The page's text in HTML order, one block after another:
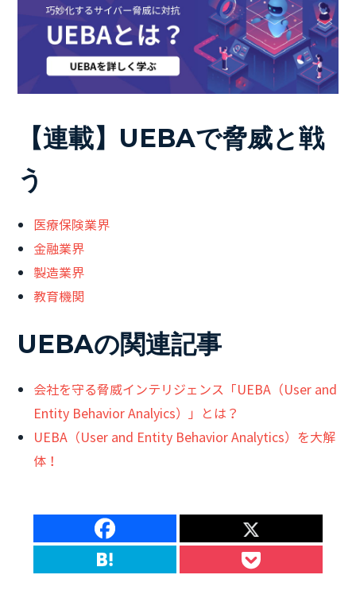
【連載】UEBAで脅威と戦
う
医療保険業界
金融業界
製造業界
教育機関
UEBAの関連記事
会社を守る脅威インテリジェンス「UEBA（User and
Entity Behavior Analyics）」とは？
UEBA（User and Entity Behavior Analytics）を大解
体！